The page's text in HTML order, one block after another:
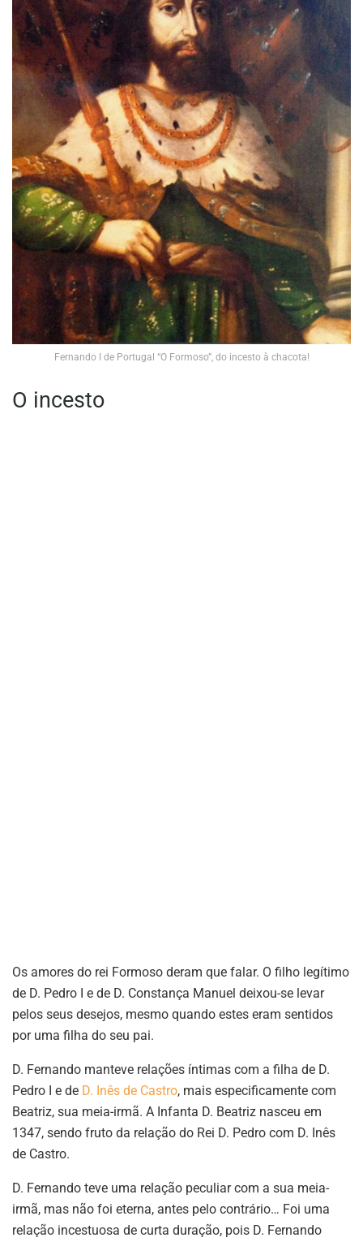
Fernando I de Portugal “O Formoso”, do incesto à chacota!
O incesto
Os amores do rei Formoso deram que falar. O filho legítimo
de D. Pedro I e de D. Constança Manuel deixou-se levar
pelos seus desejos, mesmo quando estes eram sentidos
por uma filha do seu pai.
D. Fernando manteve relações íntimas com a filha de D.
Pedro I e de D. Inês de Castro, mais especificamente com
Beatriz, sua meia-irmã. A Infanta D. Beatriz nasceu em
1347, sendo fruto da relação do Rei D. Pedro com D. Inês
de Castro.
D. Fernando teve uma relação peculiar com a sua meia-
irmã, mas não foi eterna, antes pelo contrário… Foi uma
relação incestuosa de curta duração, pois D. Fernando